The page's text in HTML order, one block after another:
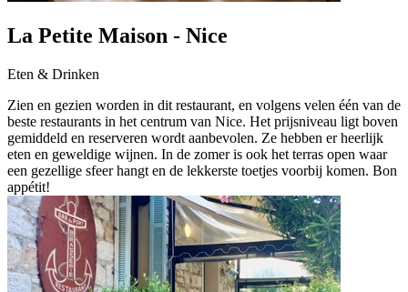
La Petite Maison - Nice
Eten & Drinken
Zien en gezien worden in dit restaurant, en volgens velen één van de
beste restaurants in het centrum van Nice. Het prijsniveau ligt boven
gemiddeld en reserveren wordt aanbevolen. Ze hebben er heerlijk
eten en geweldige wijnen. In de zomer is ook het terras open waar
een gezellige sfeer hangt en de lekkerste toetjes voorbij komen. Bon
appétit!